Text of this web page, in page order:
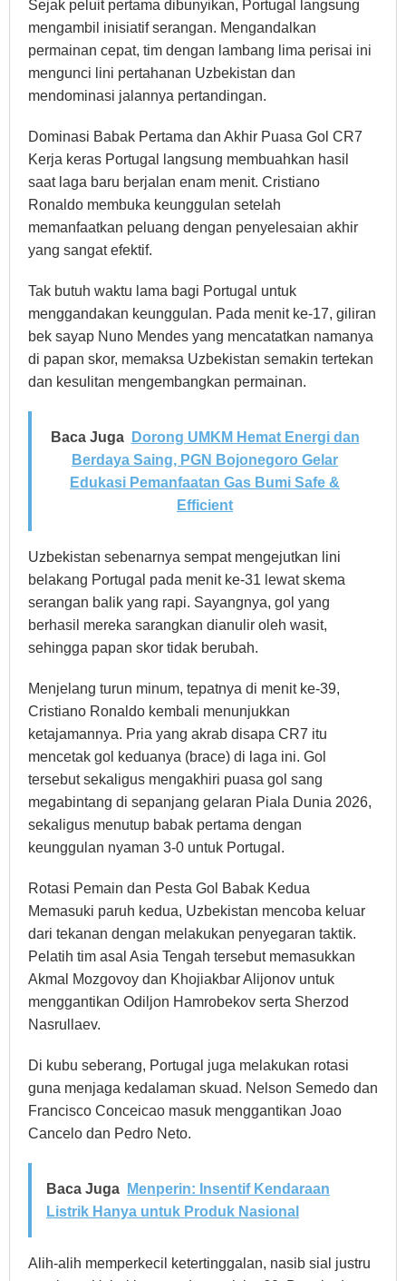
Sejak peluit pertama dibunyikan, Portugal langsung
mengambil inisiatif serangan. Mengandalkan
permainan cepat, tim dengan lambang lima perisai ini
mengunci lini pertahanan Uzbekistan dan
mendominasi jalannya pertandingan.
Dominasi Babak Pertama dan Akhir Puasa Gol CR7
Kerja keras Portugal langsung membuahkan hasil
saat laga baru berjalan enam menit. Cristiano
Ronaldo membuka keunggulan setelah
memanfaatkan peluang dengan penyelesaian akhir
yang sangat efektif.
Tak butuh waktu lama bagi Portugal untuk
menggandakan keunggulan. Pada menit ke-17, giliran
bek sayap Nuno Mendes yang mencatatkan namanya
di papan skor, memaksa Uzbekistan semakin tertekan
dan kesulitan mengembangkan permainan.
Baca Juga
Dorong UMKM Hemat Energi dan
Berdaya Saing, PGN Bojonegoro Gelar
Edukasi Pemanfaatan Gas Bumi Safe &
Efficient
Uzbekistan sebenarnya sempat mengejutkan lini
belakang Portugal pada menit ke-31 lewat skema
serangan balik yang rapi. Sayangnya, gol yang
berhasil mereka sarangkan dianulir oleh wasit,
sehingga papan skor tidak berubah.
Menjelang turun minum, tepatnya di menit ke-39,
Cristiano Ronaldo kembali menunjukkan
ketajamannya. Pria yang akrab disapa CR7 itu
mencetak gol keduanya (brace) di laga ini. Gol
tersebut sekaligus mengakhiri puasa gol sang
megabintang di sepanjang gelaran Piala Dunia 2026,
sekaligus menutup babak pertama dengan
keunggulan nyaman 3-0 untuk Portugal.
Rotasi Pemain dan Pesta Gol Babak Kedua
Memasuki paruh kedua, Uzbekistan mencoba keluar
dari tekanan dengan melakukan penyegaran taktik.
Pelatih tim asal Asia Tengah tersebut memasukkan
Akmal Mozgovoy dan Khojiakbar Alijonov untuk
menggantikan Odiljon Hamrobekov serta Sherzod
Nasrullaev.
Di kubu seberang, Portugal juga melakukan rotasi
guna menjaga kedalaman skuad. Nelson Semedo dan
Francisco Conceicao masuk menggantikan Joao
Cancelo dan Pedro Neto.
Baca Juga
Menperin: Insentif Kendaraan
Listrik Hanya untuk Produk Nasional
Alih-alih memperkecil ketertinggalan, nasib sial justru